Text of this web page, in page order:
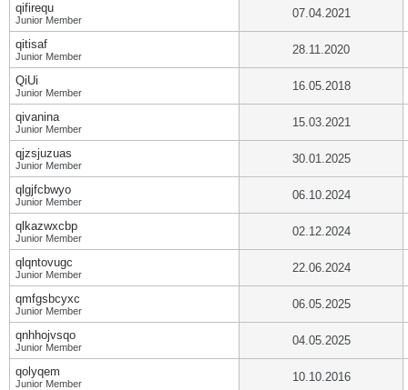
qifirequ
Junior Member 07.04.2021
qitisaf
Junior Member 28.11.2020
QiUi
Junior Member 16.05.2018
qivanina
Junior Member 15.03.2021
qjzsjuzuas
Junior Member 30.01.2025
qlgjfcbwyo
Junior Member 06.10.2024
qlkazwxcbp
Junior Member 02.12.2024
qlqntovugc
Junior Member 22.06.2024
qmfgsbcyxc
Junior Member 06.05.2025
qnhhojvsqo
Junior Member 04.05.2025
qolyqem
Junior Member 10.10.2016